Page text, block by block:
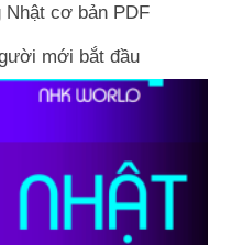
Nhật cơ bản PDF
mới bắt đầu